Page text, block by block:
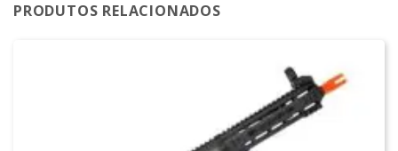
PRODUTOS RELACIONADOS